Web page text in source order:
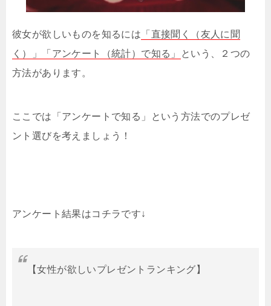
彼女が欲しいものを知るには 「直接聞く（友人に聞
く）」「アンケート（統計）で知る」
という、２つの
方法があります。
ここでは「アンケートで知る」という方法でのプレゼ
ント選びを考えましょう！
アンケート結果はコチラです↓
【女性が欲しいプレゼントランキング】